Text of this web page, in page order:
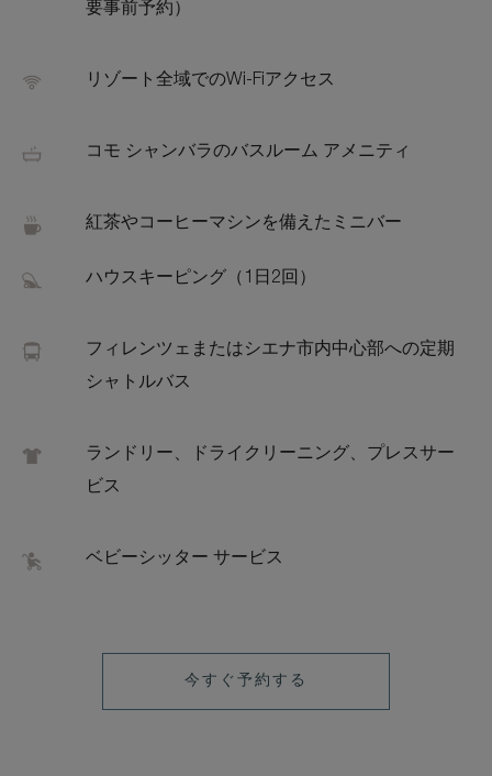
要事前予約）
リゾート全域でのWi-Fiアクセス
コモ シャンバラのバスルーム アメニティ
紅茶やコーヒーマシンを備えたミニバー
ハウスキーピング（1日2回）
フィレンツェまたはシエナ市内中心部への定期
シャトルバス
ランドリー、ドライクリーニング、プレスサー
ビス
ベビーシッター サービス
LEARN
MORE
今すぐ予約する